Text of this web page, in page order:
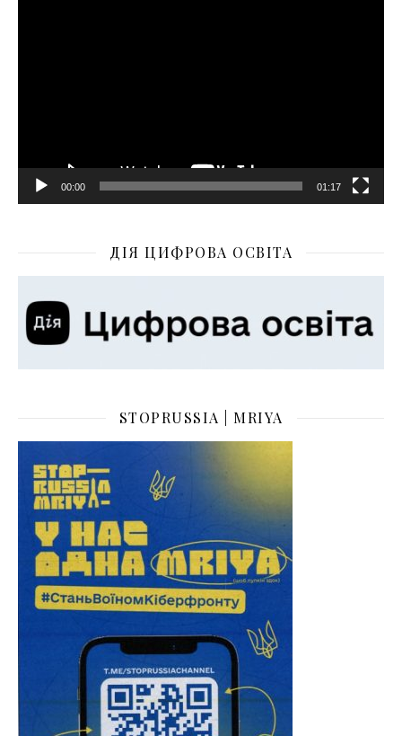
Відеопрогравач
00:00 01:17
ДІЯ ЦИФРОВА ОСВІТА
STOPRUSSIA | MRIYA